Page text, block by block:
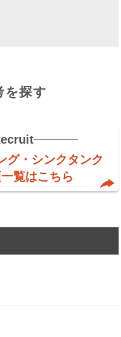
を探す
グ・シンクタンク
覧はこちら